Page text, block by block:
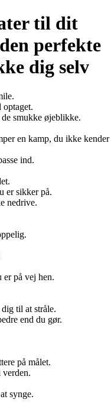
til dit
perfekte
dig selv
smukke øjeblikke.
en kamp, du ikke kender
ind.
er sikker på.
nedrive.
på vej hen.
til at stråle.
end du gør.
på målet.
synge.